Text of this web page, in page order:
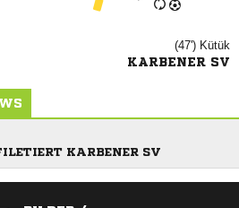
(47') 
KARBENER SV
KARBENER SV